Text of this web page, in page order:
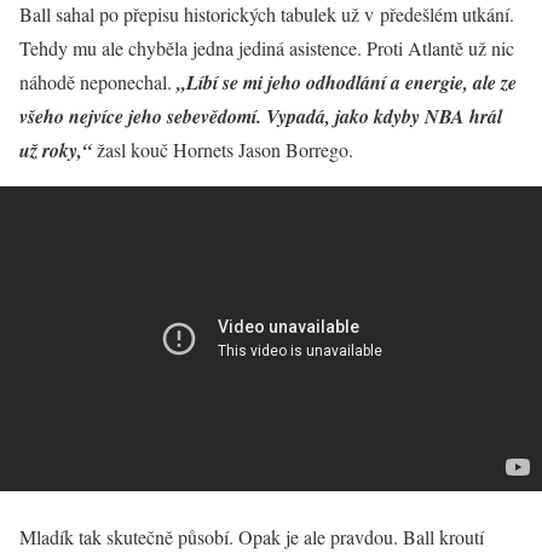
Ball sahal po přepisu historických tabulek už v předešlém utkání.
Tehdy mu ale chyběla jedna jediná asistence. Proti Atlantě už nic
náhodě neponechal. „Líbí se mi jeho odhodlání a energie, ale ze
všeho nejvíce jeho sebevědomí. Vypadá, jako kdyby NBA hrál
už roky,“žasl kouč Hornets Jason Borrego.
Mladík tak skutečně působí. Opak je ale pravdou. Ball kroutí